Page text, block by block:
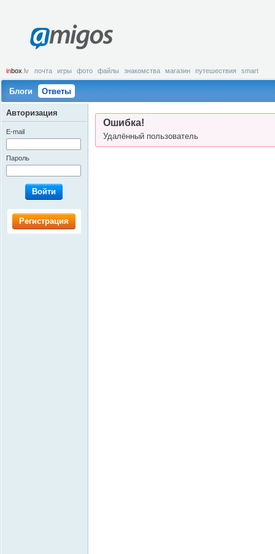
amigos
inbox .lv почта игры фото файлы знакомства магазин путешествия smart
Блоги Ответы
Ошибка!
Удалённый пользователь
Авторизация
E-mail
Пароль
Войти
Регистрация